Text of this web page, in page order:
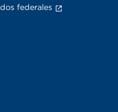
federales